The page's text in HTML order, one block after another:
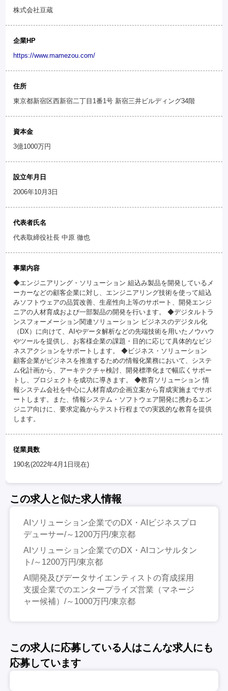
株式会社豆蔵
企業HP
https://www.mamezou.com/
住所
東京都新宿区西新宿二丁目1番1号 新宿三井ビルディング34階
資本金
3億1000万円
設立年月日
2006年10月3日
代表者氏名
代表取締役社長 中原 徹也
事業内容
◆エンジニアリング・ソリューション 組込み製品を開発しているメ
ーカーなどの顧客企業に対し、エンジニアリング技術を使って組込
みソフトウェアの品質改善、生産性向上等のサポート、開発エンジ
ニアの人材育成および一部製品の開発を行います。 ◆デジタルトラ
ンスフォーメーション関連ソリューション ビジネスのデジタル化
（DX）に向けて、AIやデータ解析などの先端技術を用いたノウハウ
やツールを提供し、お客様企業の課題・目的に応じて具体的なビジ
ネスアクションをサポートします。 ◆ビジネス・ソリューション
顧客企業がビジネスを推進するための情報化業務において、システ
ム化計画から、アーキテクチャ検討、開発標準化まで幅広くサポー
トし、プロジェクトを成功に導きます。 ◆教育ソリューション 情
報システム会社を中心に人材育成の企画立案から育成実施までサポ
ートします。また、情報システム・ソフトウェア開発に携わるエン
ジニア向けに、要求定義からテスト行程までの実践的な教育を提供
します。
従業員数
190名(2022年4月1日現在)
この求人と似た求人情報
AIソリューション企業でのDX・AIビジネスプロ
デューサー/～1200万円/東京都
AIソリューション企業でのDX・AIコンサルタン
ト/～1200万円/東京都
AI開発及びデータサイエンティストの育成採用
支援企業でのエンタープライズ営業（マネージ
ャー候補）/～1000万円/東京都
この求人に応募している人はこんな求人にも
応募しています